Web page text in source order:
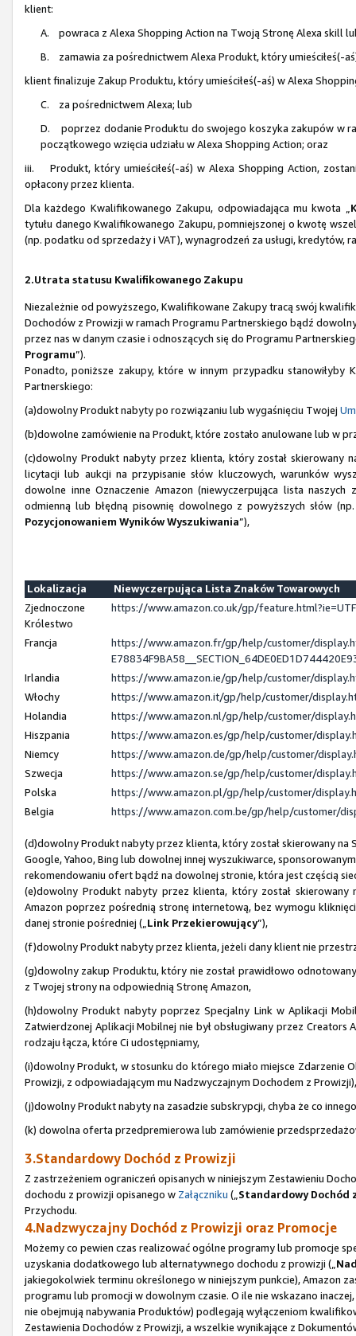
klient:
A. powraca z Alexa Shopping Action na Twoją Stronę Alexa skill
B. zamawia za pośrednictwem Alexa Produkt, który umieściłeś(-
klient finalizuje Zakup Produktu, który umieściłeś(-aś) w Alexa
C. za pośrednictwem Alexa; lub
D. poprzez dodanie Produktu do swojego koszyka zakupów w
początkowego wzięcia udziału w Alexa Shopping Action; oraz
iii. Produkt, który umieściłeś(-aś) w Alexa Shopping Action,
opłacony przez klienta.
Dla każdego Kwalifikowanego Zakupu, odpowiadająca mu kwota „
tytułu danego Kwalifikowanego Zakupu, pomniejszonej o kwotę
(np. podatku od sprzedaży i VAT), wynagrodzeń za usługi, kredytów,
2.Utrata statusu Kwalifikowanego Zakupu
Niezależnie od powyższego, Kwalifikowane Zakupy tracą swój
Dochodów z Prowizji w ramach Programu Partnerskiego bądź
przez nas w danym czasie i odnoszących się do Programu
Programu”).
Ponadto, poniższe zakupy, które w innym przypadku stanowiłyby
Partnerskiego:
(a)dowolny Produkt nabyty po rozwiązaniu lub wygaśnięciu Twojej
(b)dowolne zamówienie na Produkt, które zostało anulowane lub w
(c)dowolny Produkt nabyty przez klienta, który został skierowany
licytacji lub aukcji na przypisanie słów kluczowych, warunków
dowolne inne Oznaczenie Amazon (niewyczerpująca lista
odmienną lub błędną pisownię dowolnego z powyższych słów
Pozycjonowaniem Wyników Wyszukiwania”),
Lokalizacja
Niewyczerpująca Lista Znaków Towarowych
Zjednoczone
Królestwo
https://www.amazon.co.uk/gp/
Francja
https://www.amazon.fr/gp/help/customer/
Irlandia
https://www.amazon.ie/gp/help/customer/
Włochy
https://www.amazon.it/gp/help/customer/
Holandia
https://www.amazon.nl/gp/help/customer/
Hiszpania
https://www.amazon.es/gp/help/customer/
Niemcy
https://www.amazon.de/gp/help/customer/
Szwecja
https://www.amazon.se/gp/help/customer/
Polska
https://www.amazon.pl/gp/help/customer/
Belgia
https://www.amazon.com.be/gp/help/customer/
(d)dowolny Produkt nabyty przez klienta, który został skierowany
Google, Yahoo, Bing lub dowolnej innej wyszukiwarce,
rekomendowaniu ofert bądź na dowolnej stronie, która jest częścią
(e)dowolny Produkt nabyty przez klienta, który został
Amazon poprzez pośrednią stronę internetową, bez wymogu
danej stronie pośredniej („ Link Przekierowujący”),
(f)dowolny Produkt nabyty przez klienta, jeżeli dany klient nie
(g)dowolny zakup Produktu, który nie został prawidłowo
z Twojej strony na odpowiednią Stronę Amazon,
(h)dowolny Produkt nabyty poprzez Specjalny Link w Aplikacji
Zatwierdzonej Aplikacji Mobilnej nie był obsługiwany przez Creators
rodzaju łącza, które Ci udostępniamy,
(i)dowolny Produkt, w stosunku do którego miało miejsce Zdarzenie
Prowizji, z odpowiadającym mu Nadzwyczajnym Dochodem z Prowizji),
(j)dowolny Produkt nabyty na zasadzie subskrypcji, chyba że co
(k) dowolna oferta przedpremierowa lub zamówienie
3.Standardowy Dochód z Prowizji
Z zastrzeżeniem ograniczeń opisanych w niniejszym Zestawieniu
dochodu z prowizji opisanego w Załączniku („ Standardowy Dochód
Przychodu.
4.Nadzwyczajny Dochód z Prowizji oraz Promocje
Możemy co pewien czas realizować ogólne programy lub promocje
uzyskania dodatkowego lub alternatywnego dochodu z prowizji („
jakiegokolwiek terminu określonego w niniejszym punkcie), Amazon
programu lub promocji w dowolnym czasie. O ile nie wskazano
nie obejmują nabywania Produktów) podlegają wyłączeniom
Zestawienia Dochodów z Prowizji, a wszelkie wynikające z